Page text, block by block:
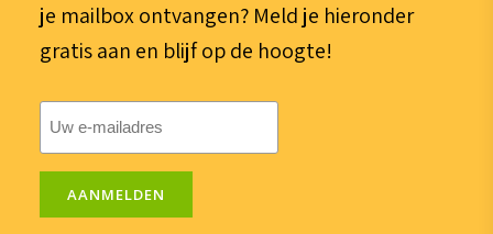
je mailbox ontvangen? Meld je hieronder
gratis aan en blijf op de hoogte!
AANMELDEN